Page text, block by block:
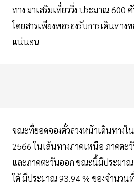
ทาง มาเสริมเที่ยววิ่ง ประมาณ 600
โดยสารเพียงพอรองรับการเดินทาง
แน่นอน
ขณะที่ยอดจองตั๋วล่วงหน้าเดินทางใ
2566 ในเส้นทางภาคเหนือ ภาคตะ
และภาคตะวันออก ขณะนี้มีประมาณ
ใต้ มีประมาณ 93.94 % ของจำนวน